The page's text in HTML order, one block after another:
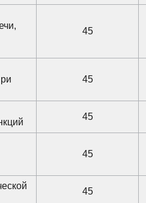
45
45
45
45
45